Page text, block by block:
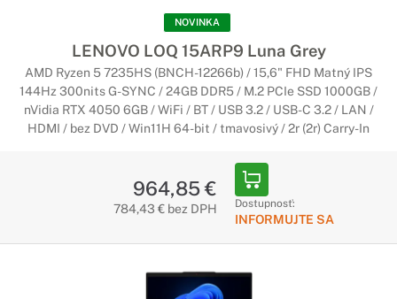
Notebooky Lenovo Legion
Nekompromisné hranie hier
Vynikajúce procesory, špičková grafika, možnosť
pretaktovania, veľmi rýchle úložisko a ďalšie. Vezmite si so
sebou silný herný výkon, nech ste kdekoľvek.
Notebooky Lenovo ThinkBook
Vytvorený pre podnikanie, vytvorený pre
a zároveň poskytujú zabezpečenie, ktoré ochráni vaše dáta. A
to nie je všetko - notebooky Thinkbook disponujú skvelými
NOVINKA
LENOVO LOQ 15ARP9 Luna Grey
AMD Ryzen 5 7235HS (BNCH-12266b) / 15,6" FHD Matný IPS
144Hz 300nits G-SYNC / 24GB DDR5 / M.2 PCIe SSD 1000GB /
nVidia RTX 4050 6GB / WiFi / BT / USB 3.2 / USB-C 3.2 / LAN /
HDMI / bez DVD / Win11H 64-bit / tmavosivý / 2r (2r) Carry-In
964,85 €
784,43 € bez DPH Dostupnosť:
INFORMUJTE SA